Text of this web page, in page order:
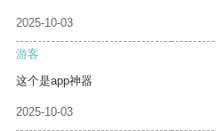
2025-10-03
游客
这个是app神器
2025-10-03